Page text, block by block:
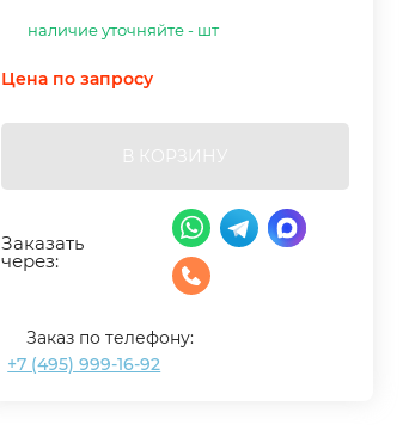
наличие уточняйте - шт
Цена по запросу
В КОРЗИНУ
Заказать
через:
Заказ по телефону:
+7 (495) 999-16-92